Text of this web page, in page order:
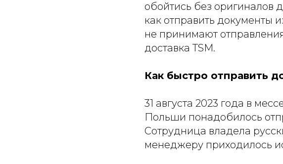
обойтись без оригиналов
как отправить документы
не принимают
доставка TSM.
Как быстро отправить
31 августа 2023 года в
Польши понадобилось
Сотрудница владела
менеджеру приходилось